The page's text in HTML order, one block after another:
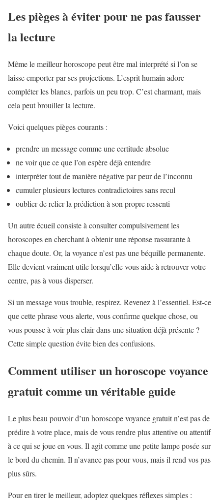
Les pièges à éviter pour ne pas fausser
la lecture
Même le meilleur horoscope peut être mal interprété si l’on se
laisse emporter par ses projections. L’esprit humain adore
compléter les blancs, parfois un peu trop. C’est charmant, mais
cela peut brouiller la lecture.
Voici quelques pièges courants :
prendre un message comme une certitude absolue
ne voir que ce que l’on espère déjà entendre
interpréter tout de manière négative par peur de l’inconnu
cumuler plusieurs lectures contradictoires sans recul
oublier de relier la prédiction à son propre ressenti
Un autre écueil consiste à consulter compulsivement les
horoscopes en cherchant à obtenir une réponse rassurante à
chaque doute. Or, la voyance n’est pas une béquille permanente.
Elle devient vraiment utile lorsqu’elle vous aide à retrouver votre
centre, pas à vous disperser.
Si un message vous trouble, respirez. Revenez à l’essentiel. Est-ce
que cette phrase vous alerte, vous confirme quelque chose, ou
vous pousse à voir plus clair dans une situation déjà présente ?
Cette simple question évite bien des confusions.
Comment utiliser un horoscope voyance
gratuit comme un véritable guide
Le plus beau pouvoir d’un horoscope voyance gratuit n’est pas de
prédire à votre place, mais de vous rendre plus attentive ou attentif
à ce qui se joue en vous. Il agit comme une petite lampe posée sur
le bord du chemin. Il n’avance pas pour vous, mais il rend vos pas
plus sûrs.
Pour en tirer le meilleur, adoptez quelques réflexes simples :